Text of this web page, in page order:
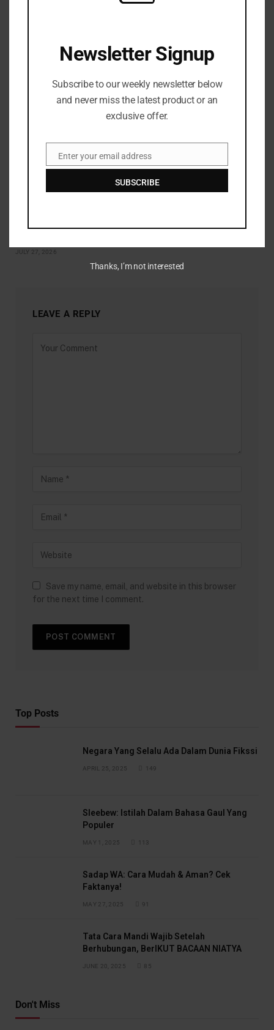
JULY 27, 2026
LEAVE A REPLY
Save my name, email, and website in this browser
for the next time I comment.
Top Posts
Negara Yang Selalu Ada Dalam Dunia Fikssi
APRIL 25, 2025 149
Sleebew: Istilah Dalam Bahasa Gaul Yang
Populer
MAY 1, 2025 113
Sadap WA: Cara Mudah & Aman? Cek
Faktanya!
MAY 27, 2025 91
Tata Cara Mandi Wajib Setelah
Berhubungan, BerIKUT BACAAN NIATYA
JUNE 20, 2025 85
Don't Miss
Newsletter Signup
Subscribe to our weekly newsletter below
and never miss the latest product or an
exclusive offer.
EmailEnter your email address
SUBSCRIBE
Thanks, I’m not interested